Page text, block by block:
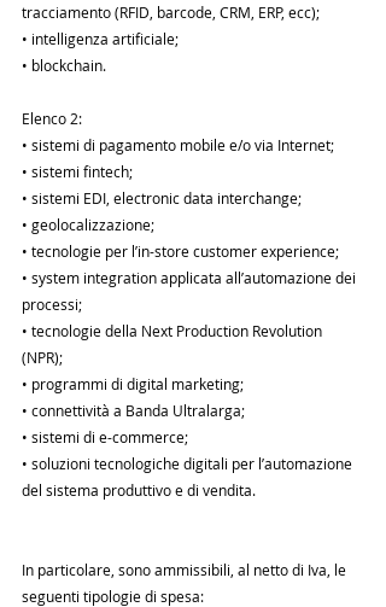
tracciamento (RFID, barcode, CRM, ERP, ecc);
• intelligenza artificiale;
• blockchain.
Elenco 2:
• sistemi di pagamento mobile e/o via Internet;
• sistemi fintech;
• sistemi EDI, electronic data interchange;
• geolocalizzazione;
• tecnologie per l’in-store customer experience;
• system integration applicata all’automazione dei
processi;
• tecnologie della Next Production Revolution
(NPR);
• programmi di digital marketing;
• connettività a Banda Ultralarga;
• sistemi di e-commerce;
• soluzioni tecnologiche digitali per l’automazione
del sistema produttivo e di vendita.
In particolare, sono ammissibili, al netto di Iva, le
seguenti tipologie di spesa: